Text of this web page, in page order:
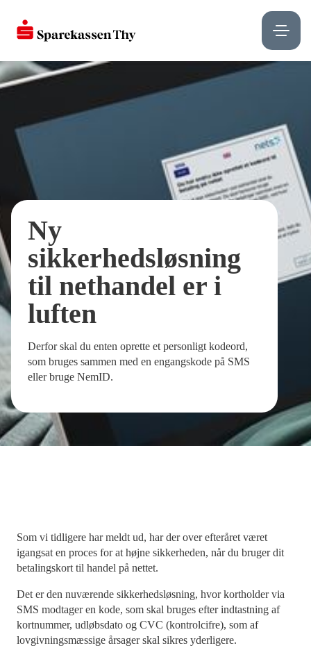
Ny
sikkerhedsløsning
til nethandel er i
luften
Derfor skal du enten oprette et personligt kodeord,
som bruges sammen med en engangskode på SMS
eller bruge NemID.
Som vi tidligere har meldt ud, har der over efteråret været
igangsat en proces for at højne sikkerheden, når du bruger dit
betalingskort til handel på nettet.
Det er den nuværende sikkerhedsløsning, hvor kortholder via
SMS modtager en kode, som skal bruges efter indtastning af
kortnummer, udløbsdato og CVC (kontrolcifre), som af
lovgivningsmæssige årsager skal sikres yderligere.